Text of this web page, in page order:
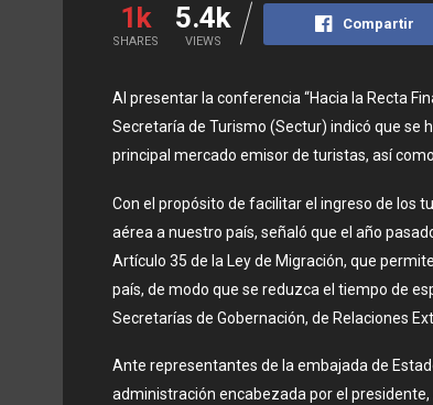
1k
SHARES
5.4k
VIEWS
Compartir
Al presentar la conferencia “Hacia la Recta
Secretaría de Turismo (Sectur) indicó que se
principal mercado emisor de turistas, así
Con el propósito de facilitar el ingreso de los
aérea a nuestro país, señaló que el año
Artículo 35 de la Ley de Migración, que
país, de modo que se reduzca el tiempo de
Secretarías de Gobernación, de Relaciones
Ante representantes de la embajada de
administración encabezada por el